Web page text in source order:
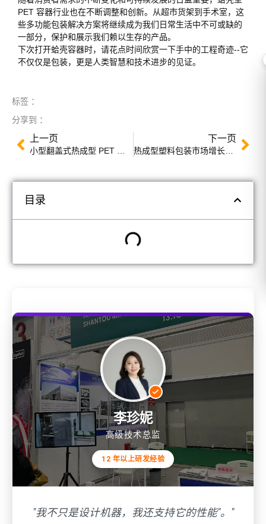
PET 容器行业也在不断调整和创新。从超市货架到手术室，这
些多功能包装解决方案将继续成为我们日常生活中不可或缺的
一部分，保护和展示我们赖以生存的产品。
下次打开蛤壳容器时，请花点时间欣赏一下手中的工程奇迹--它
不仅仅是包装，更是人类智慧和技术进步的见证。
标签 ：
分享到 ：
上一页 下一页
热成型塑料包装市场增长分析
目录
李珍妮
高级技术总监
12 年以上研发经验
"我不只是设计机器，我还支持它的性能"。"